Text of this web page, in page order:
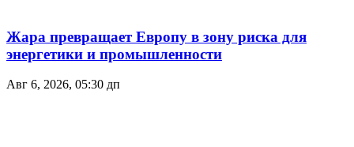
Жара превращает Европу в зону риска для
энергетики и промышленности
Авг 6, 2026, 05:30 дп